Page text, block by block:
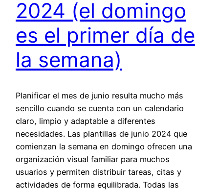
2024 (el domingo
es el primer día de
la semana)
Planificar el mes de junio resulta mucho más
sencillo cuando se cuenta con un calendario
claro, limpio y adaptable a diferentes
necesidades. Las plantillas de junio 2024 que
comienzan la semana en domingo ofrecen una
organización visual familiar para muchos
usuarios y permiten distribuir tareas, citas y
actividades de forma equilibrada. Todas las